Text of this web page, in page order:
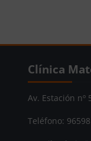
Bloques
Clínica
Av. Estación nº
Teléfono: